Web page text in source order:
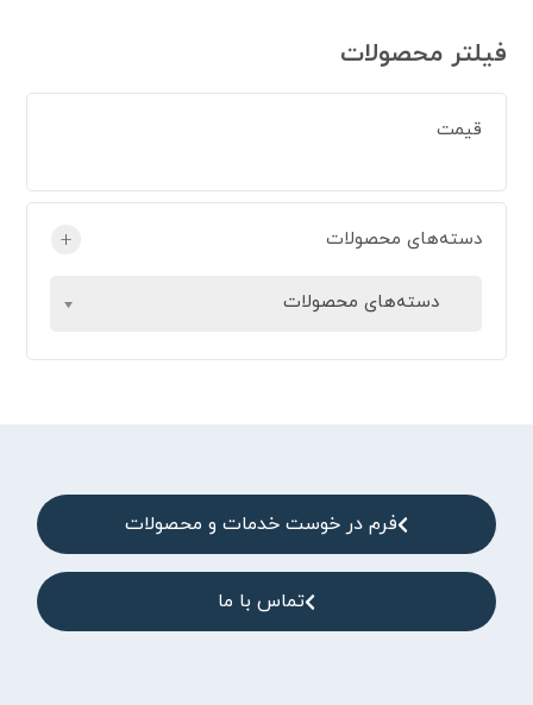
فیلتر محصولات
قیمت
دسته‌های محصولات +
دسته‌های محصولات
فرم در خوست خدمات و محصولات
تماس با ما